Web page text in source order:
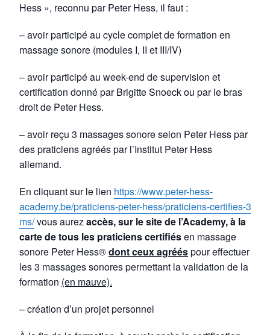
Hess », reconnu par Peter Hess, il faut :
– avoir participé au cycle complet de formation en
massage sonore (modules I, II et III/IV)
– avoir participé au week-end de supervision et
certification donné par Brigitte Snoeck ou par le bras
droit de Peter Hess.
– avoir reçu 3 massages sonore selon Peter Hess par
des praticiens agréés par l’Institut Peter Hess
allemand.
En cliquant sur le lien https://www.peter-hess-
academy.be/praticiens-peter-hess/praticiens-certifies-3-
ms/vous aurezaccès, sur le site de l’Academy, à la
carte de tous les praticiens certifiésen massage
sonore Peter Hess®dont ceux agrééspour effectuer
les 3 massages sonores permettant la validation de la
formation (en mauve).
– création d’un projet personnel